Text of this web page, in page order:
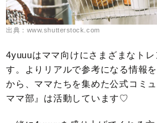
出典：www.shutterstock.com
4yuuuはママ向けにさまざまなト
す。よりリアルで参考になる情報
から、ママたちを集めた公式コミ
ママ部』は活動しています♡